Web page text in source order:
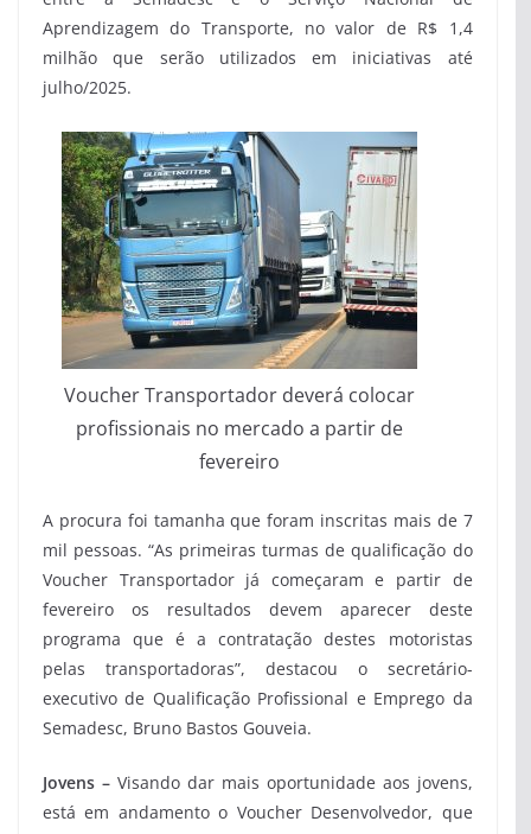
Aprendizagem do Transporte, no valor de R$ 1,4
milhão que serão utilizados em iniciativas até
julho/2025.
Voucher Transportador deverá colocar
profissionais no mercado a partir de
fevereiro
A procura foi tamanha que foram inscritas mais de 7
mil pessoas. “As primeiras turmas de qualificação do
Voucher Transportador já começaram e partir de
fevereiro os resultados devem aparecer deste
programa que é a contratação destes motoristas
pelas transportadoras”, destacou o secretário-
executivo de Qualificação Profissional e Emprego da
Semadesc, Bruno Bastos Gouveia.
Jovens – Visando dar mais oportunidade aos jovens,
está em andamento o Voucher Desenvolvedor, que